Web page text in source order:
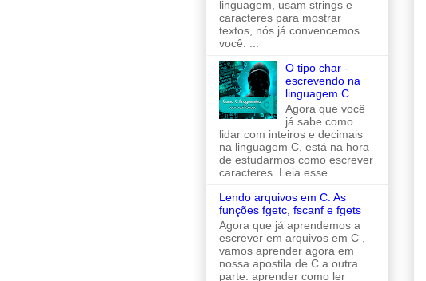
linguagem, usam strings e
caracteres para mostrar
textos, nós já convencemos
você. ...
O tipo char -
escrevendo na
linguagem C
Agora que você
já sabe como
lidar com inteiros e decimais
na linguagem C, está na hora
de estudarmos como escrever
caracteres. Leia esse...
Lendo arquivos em C: As
funções fgetc, fscanf e fgets
Agora que já aprendemos a
escrever em arquivos em C ,
vamos aprender agora em
nossa apostila de C a outra
parte: aprender como ler